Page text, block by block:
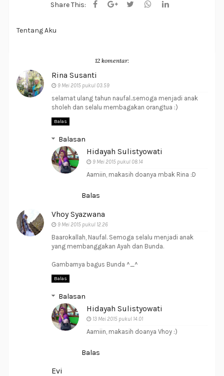
Share This:
Tentang Aku
12 komentar:
Rina Susanti
9 Mei 2015 pukul 03.59
selamat ulang tahun naufal..semoga menjadi anak
sholeh dan selalu membagakan orangtua :)
Balas
Balasan
Hidayah Sulistyowati
9 Mei 2015 pukul 08.14
Aamiin, makasih doanya mbak Rina :D
Balas
Vhoy Syazwana
9 Mei 2015 pukul 12.26
Baarokallah, Naufal. Semoga selalu menjadi anak
yang membanggakan Ayah dan Bunda.
Gambarnya bagus Bunda ^_^
Balas
Balasan
Hidayah Sulistyowati
13 Mei 2015 pukul 14.01
Aamiin, makasih doanya Vhoy :)
Balas
Evi